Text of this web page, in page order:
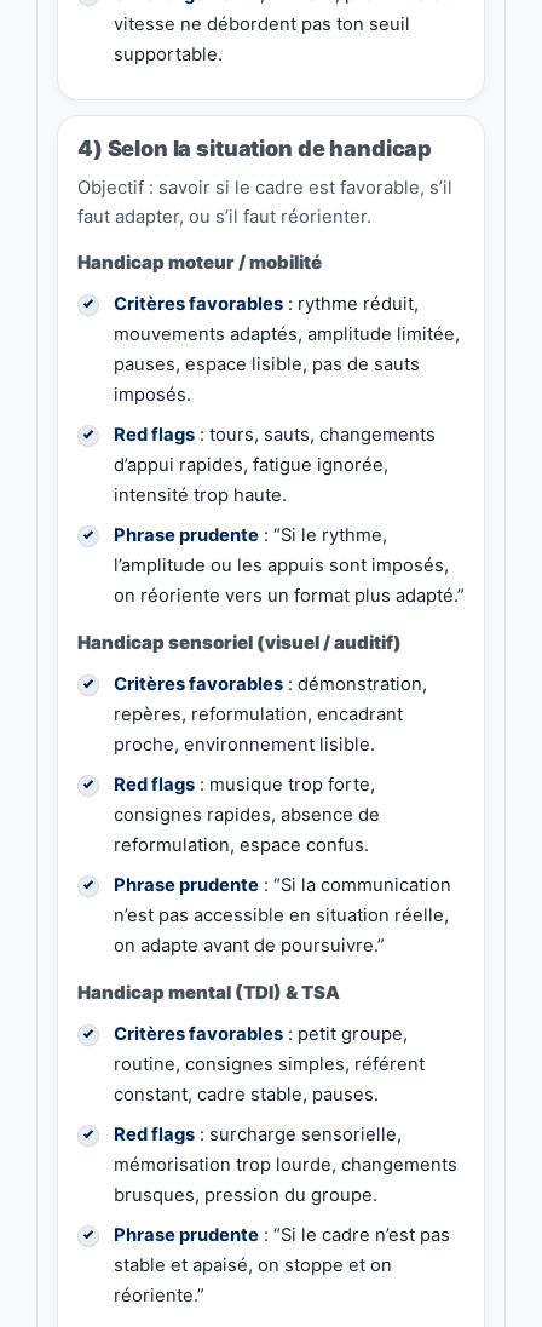
vitesse ne débordent pas ton seuil
supportable.
4) Selon la situation de handicap
Objectif : savoir si le cadre est favorable, s’il
faut adapter, ou s’il faut réorienter.
Handicap moteur / mobilité
Critères favorables : rythme réduit,
mouvements adaptés, amplitude limitée,
pauses, espace lisible, pas de sauts
imposés.
Red flags : tours, sauts, changements
d’appui rapides, fatigue ignorée,
intensité trop haute.
Phrase prudente : “Si le rythme,
l’amplitude ou les appuis sont imposés,
on réoriente vers un format plus adapté.”
Handicap sensoriel (visuel / auditif)
Critères favorables : démonstration,
repères, reformulation, encadrant
proche, environnement lisible.
Red flags : musique trop forte,
consignes rapides, absence de
reformulation, espace confus.
Phrase prudente : “Si la communication
n’est pas accessible en situation réelle,
on adapte avant de poursuivre.”
Handicap mental (TDI) & TSA
Critères favorables : petit groupe,
routine, consignes simples, référent
constant, cadre stable, pauses.
Red flags : surcharge sensorielle,
mémorisation trop lourde, changements
brusques, pression du groupe.
Phrase prudente : “Si le cadre n’est pas
stable et apaisé, on stoppe et on
réoriente.”